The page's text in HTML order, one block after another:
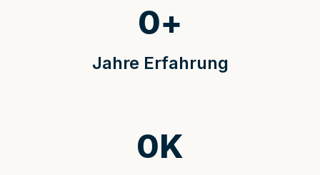
Jahre Erfahrung
0+
0K